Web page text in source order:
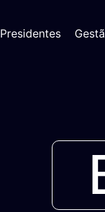
Presidentes